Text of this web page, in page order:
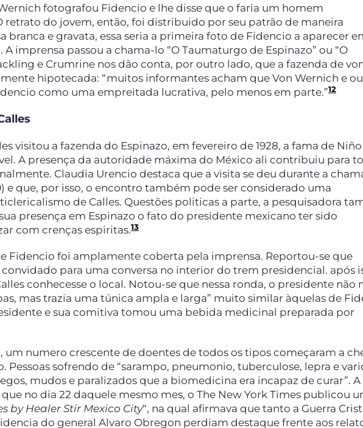
fotografou Fidencio e lhe disse que o faria um homem
retrato do jovem, então, foi distribuido por seu patrão de maneira
branca e gravata, essa seria a primeira foto de Fidencio a aparecer
imprensa passou a chama-lo “O Taumaturgo de Espinazo” ou “O
e Crumrine nos dão conta, por outro lado, que a fazenda de
hipotecada: “muitos informantes acham que Von Wernich e
como uma empreitada lucrativa, pelo menos em parte.”12
visitou a fazenda do Espinazo, em fevereiro de 1928, a fama de Niño
A presença da autoridade máxima do México ali contribuiu para
Claudia Urencio destaca que a visita se deu durante a
e que, por isso, o encontro também pode ser considerado uma
de Calles. Questões politicas a parte, a pesquisadora
presença em Espinazo o fato do presidente mexicano ter sido
com crenças espiritas.13
e Fidencio foi amplamente coberta pela imprensa. Reportou-se que
para uma conversa no interior do trem presidencial. após
conhecesse o local. Notou-se que nessa ronda, o presidente não
mas trazia uma túnica ampla e larga” muito similar àquelas de
e sua comitiva tomou uma bebida medicinal preparada por
um numero crescente de doentes de todos os tipos começaram a
Pessoas sofrendo de “sarampo, pneumonio, tuberculose, lepra e
mudos e paralizados que a biomedicina era incapaz de curar”. A
no dia 22 daquele mesmo mes, o The New York Times publicou
by Healer Stir Mexico City“, na qual afirmava que tanto a Guerra
do general Alvaro Obregon perdiam destaque frente aos